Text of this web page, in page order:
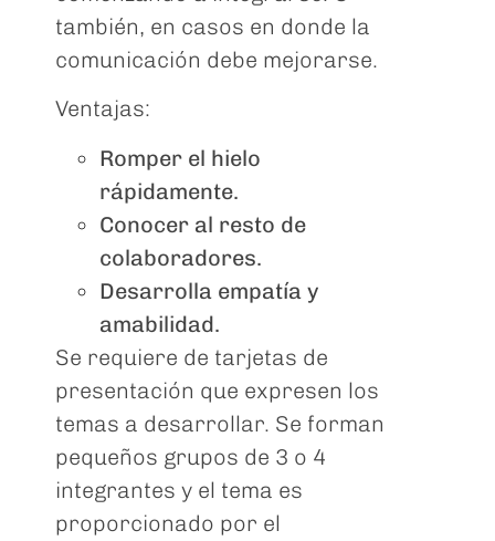
también, en casos en donde la
comunicación debe mejorarse.
Ventajas:
Romper el hielo
rápidamente.
Conocer al resto de
colaboradores.
Desarrolla empatía y
amabilidad.
Se requiere de tarjetas de
presentación que expresen los
temas a desarrollar. Se forman
pequeños grupos de 3 o 4
integrantes y el tema es
proporcionado por el